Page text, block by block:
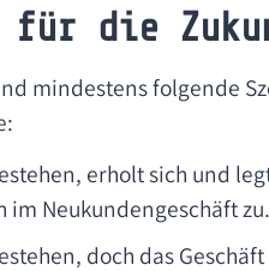
für die
mindestens folgende
erholt sich und
im Neukundengeschäft zu.
doch das